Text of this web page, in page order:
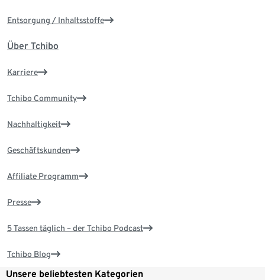
Entsorgung / Inhaltsstoffe
Über Tchibo
Karriere
Tchibo Community
Nachhaltigkeit
Geschäftskunden
Affiliate Programm
Presse
5 Tassen täglich – der Tchibo Podcast
Tchibo Blog
Unsere beliebtesten Kategorien